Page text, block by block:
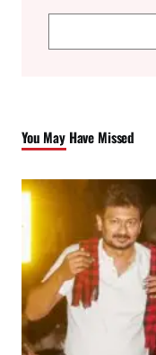
e
h
You May Have Missed